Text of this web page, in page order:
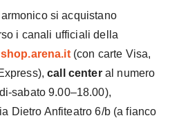
si acquistano
i canali ufficiali della
shop.arena.it(con carte Visa,
call centeral numero
sabato 9.00–18.00),
Dietro Anfiteatro 6/b (a fianco